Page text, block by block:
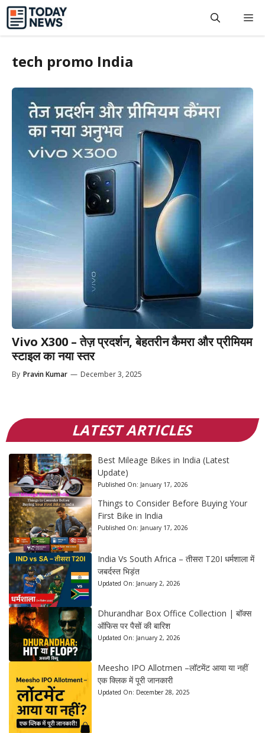
Skip
content
tech promo India
Vivo X300 – तेज़ प्रदर्शन, बेहतरीन कैमरा और प्रीमियम
स्टाइल का नया स्तर
By Pravin Kumar — December 3, 2025
LATEST ARTICLES
Best Mileage Bikes in India (Latest
Update)
Published On: January 17, 2026
Things to Consider Before Buying Your
First Bike in India
Published On: January 17, 2026
India Vs South Africa – तीसरा T20I धर्मशाला में
जबर्दस्त भिड़ंत
Updated On: January 2, 2026
Dhurandhar Box Office Collection | बॉक्स
ऑफिस पर पैसों की बारिश
Updated On: January 2, 2026
Meesho IPO Allotmen –लॉटमेंट आया या नहीं
एक क्लिक में पूरी जानकारी
Updated On: December 28, 2025